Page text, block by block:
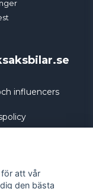
influencers
att vår
den bästa